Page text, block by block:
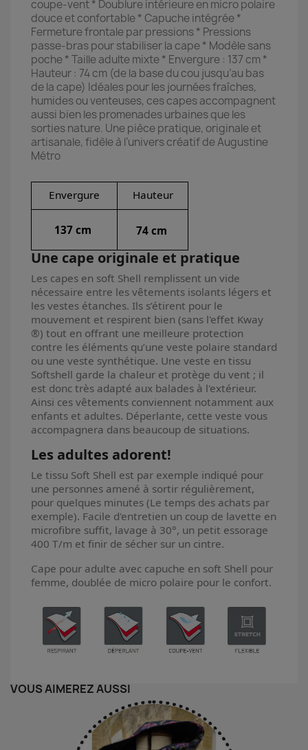
coupe-vent * Doublure intérieure en micro polaire
douce et confortable * Capuche intégrée *
Fermeture frontale par pressions * Pressions
passe-bras pour stabiliser la cape * Modèle sans
poche * Taille adulte mixte * Envergure : 137 cm *
Hauteur : 74 cm (de la base du cou jusqu’au bas
de la cape) Idéales pour les journées fraîches,
humides ou venteuses, ces capes accompagnent
aussi bien les promenades urbaines que les
sorties nature. Une pièce pratique, originale et
artisanale, fidèle à l’univers créatif de Augustine
Métro
Envergure Hauteur
137 cm 74 cm
Une cape originale et pratique
Les capes en soft Shell remplissent un vide
nécessaire entre les vêtements isolants légers et
les vestes étanches. Ils s’étirent pour le
mouvement et respirent bien (sans l'effet Kway
®) tout en offrant une meilleure protection
contre les éléments qu’une veste polaire standard
ou une veste synthétique. Une veste en tissu
Softshell garde la chaleur et protège du vent ; il
est donc très adapté aux balades à l'extérieur.
Ainsi ces vêtements conviennent notamment aux
enfants et adultes. Déperlante, cette veste vous
accompagnera dans beaucoup de situations.
Les adultes adorent!
Le tissu Soft Shell est par exemple indiqué pour
une personnes amené à sortir régulièrement,
pour quelques minutes (Le temps des achats par
exemple). Facile d'entretien un coup de lavette en
microfibre suffit, lavage à 30°, un petit essorage
400 T/m et finir de sécher sur un cintre.
Cape pour adulte avec capuche en soft Shell pour
femme, doublée de micro polaire pour le confort.
VOUS AIMEREZ AUSSI